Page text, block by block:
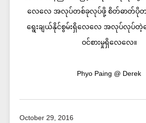
လေလေ အလုပ်တစ်ခုလုပ်ဖို့ စိတ်ဓာတ်ပို
ရွေးချယ်နိုင်စွမ်းရှိလေလေ အလုပ်လုပ်တဲ့န
ဝင်စားမှုရှိလေလေ။
Phyo Paing @ Derek
October 29, 2016